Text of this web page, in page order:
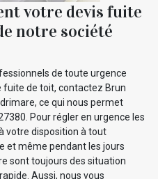
votre devis fuite
notre société
de toute urgence
de toit, contactez Brun
ce qui nous permet
Pour régler en urgence les
votre disposition à tout
et même pendant les jours
sont toujours des situation
Aussi, nous vous